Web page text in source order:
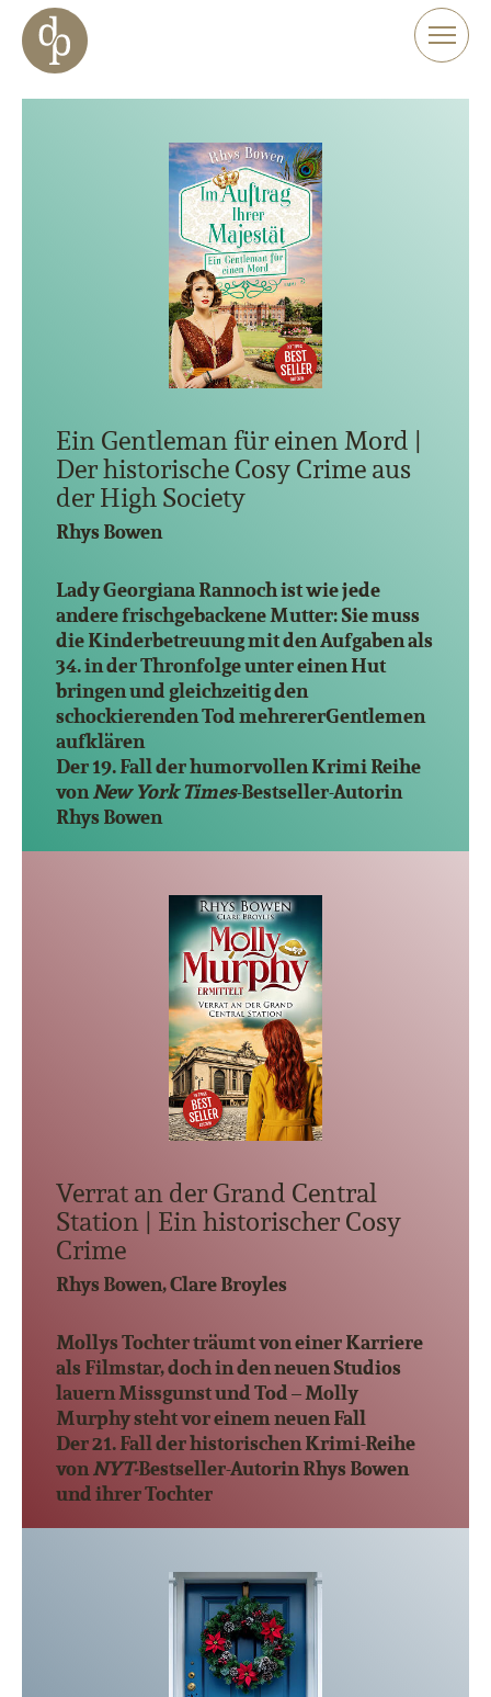
Zum Haupt-Inhalt springen
Zur Navigation springen
Zur Website-Suche springen
Ein Gentleman für einen Mord |
Der historische Cosy Crime aus
der High Society
Rhys Bowen
Lady Georgiana Rannoch ist wie jede
andere frischgebackene Mutter: Sie muss
die Kinderbetreuung mit den Aufgaben als
34. in der Thronfolge unter einen Hut
bringen und gleichzeitig den
schockierenden Tod mehrererGentlemen
aufklären
Der 19. Fall der humorvollen Krimi Reihe
vonNew York Times-Bestseller-Autorin
Rhys Bowen
Verrat an der Grand Central
Station | Ein historischer Cosy
Crime
Rhys Bowen, Clare Broyles
Mollys Tochter träumt von einer Karriere
als Filmstar, doch in den neuen Studios
lauern Missgunst und Tod – Molly
Murphy steht vor einem neuen Fall
Der 21. Fall der historischen Krimi-Reihe
vonNYT-Bestseller-Autorin Rhys Bowen
und ihrer Tochter